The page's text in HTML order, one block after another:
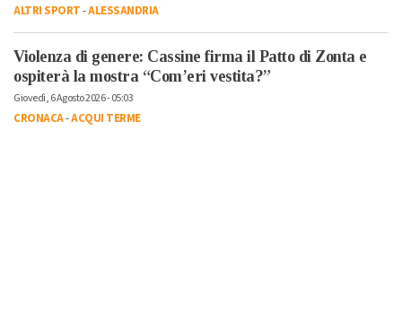
ALTRI SPORT-ALESSANDRIA
Violenza di genere: Cassine firma il Patto di Zonta e
ospiterà la mostra “Com’eri vestita?”
Giovedì, 6 Agosto 2026 - 05:03
CRONACA-ACQUI TERME